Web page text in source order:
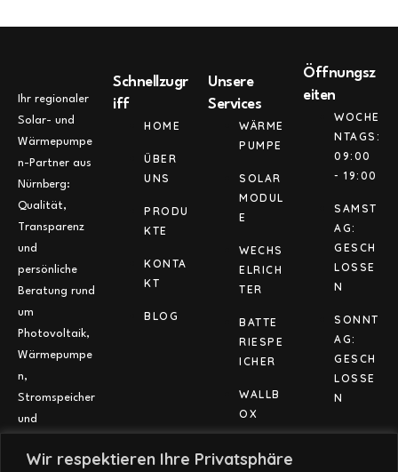
Wir respektieren Ihre Privatsphäre
Ihr regionaler
Solar- und
Wärmepumpe
n-Partner aus
Nürnberg:
Qualität,
Transparenz
und
persönliche
Beratung rund
um
Photovoltaik,
Wärmepumpe
n,
Stromspeicher
und
ktur – alles
Schnellzugr
iff
HOME
ÜBER
UNS
PRODU
KTE
KONTA
KT
BLOG
Unsere
Services
WÄRME
PUMPE
SOLAR
MODUL
E
WECHS
ELRICH
TER
BATTE
RIESPE
ICHER
WALLB
OX
Öffnungsz
eiten
WOCHE
NTAGS:
09:00
- 19:00
SAMST
AG:
GESCH
LOSSE
N
SONNT
AG:
GESCH
LOSSE
N